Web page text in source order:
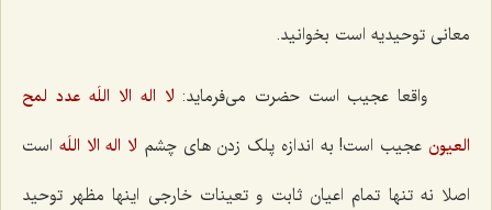
معانی توحیدیه است بخوانید.
واقعا عجیب است حضرت می‌فرماید: لا اله الا اللَه عدد لمح
العیون عجیب است! به اندازه پلک زدن های چشم لا اله الا اللَه است
اصلا نه تنها تمام اعیان ثابت و تعینات خارجی اینها مظهر توحید